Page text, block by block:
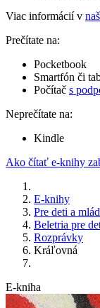
Viac informácií v
Prečítate na:
Pocketbook
Smartfón či
Počítač s
Neprečítate na:
Kindle
Ako čítať e-knihy
E-knihy
Pre deti a
Beletria pre
Rozprávky
Kráľovná
E-kniha